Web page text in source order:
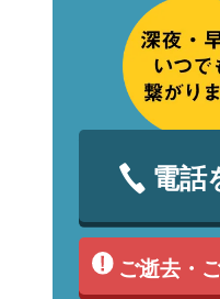
電話
ご逝去・